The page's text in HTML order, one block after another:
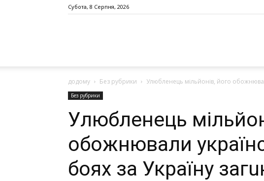
Субота, 8 Серпня, 2026
додому Без рубрики Улюбленець мільйонів, його
Без рубрики
Улюбленець
обожнювали
боях за Україну